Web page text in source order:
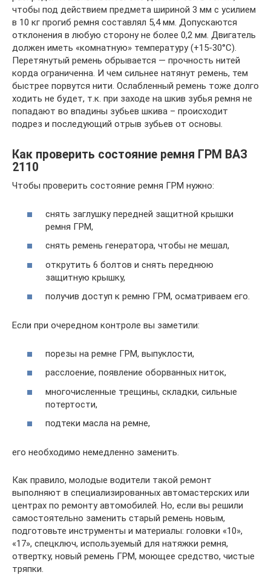
чтобы под действием предмета шириной 3 мм с усилием
в 10 кг прогиб ремня составлял 5,4 мм. Допускаются
отклонения в любую сторону не более 0,2 мм. Двигатель
должен иметь «комнатную» температуру (+15-30°С).
Перетянутый ремень обрывается — прочность нитей
корда ограниченна. И чем сильнее натянут ремень, тем
быстрее порвутся нити. Ослабленный ремень тоже долго
ходить не будет, т.к. при заходе на шкив зубья ремня не
попадают во впадины зубьев шкива – происходит
подрез и последующий отрыв зубьев от основы.
Как проверить состояние ремня ГРМ ВАЗ
2110
Чтобы проверить состояние ремня ГРМ нужно:
снять заглушку передней защитной крышки
ремня ГРМ,
снять ремень генератора, чтобы не мешал,
открутить 6 болтов и снять переднюю
защитную крышку,
получив доступ к ремню ГРМ, осматриваем его.
Если при очередном контроле вы заметили:
порезы на ремне ГРМ, выпуклости,
расслоение, появление оборванных ниток,
многочисленные трещины, складки, сильные
потертости,
подтеки масла на ремне,
его необходимо немедленно заменить.
Как правило, молодые водители такой ремонт
выполняют в специализированных автомастерских или
центрах по ремонту автомобилей. Но, если вы решили
самостоятельно заменить старый ремень новым,
подготовьте инструменты и материалы: головки «10»,
«17», спецключ, используемый для натяжки ремня,
отвертку, новый ремень ГРМ, моющее средство, чистые
тряпки.